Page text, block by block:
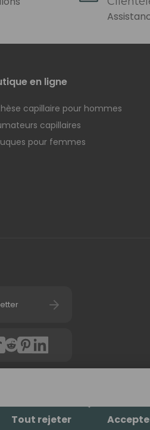
en ligne
capillaire pour hommes
capillaires
pour femmes
Tout rejeter